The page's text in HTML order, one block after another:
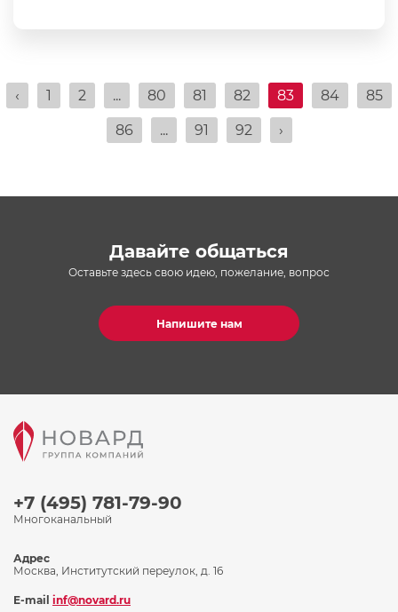
‹ 1 2 ... 80 81 82 83 84 85
86 ... 91 92 ›
Давайте общаться
Оставьте здесь свою идею, пожелание, вопрос
Напишите нам
+7 (495) 781-79-90
Многоканальный
Адрес
Москва, Институтский переулок, д. 16
E-mail inf@novard.ru